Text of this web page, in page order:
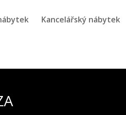
Kancelářský nábytek